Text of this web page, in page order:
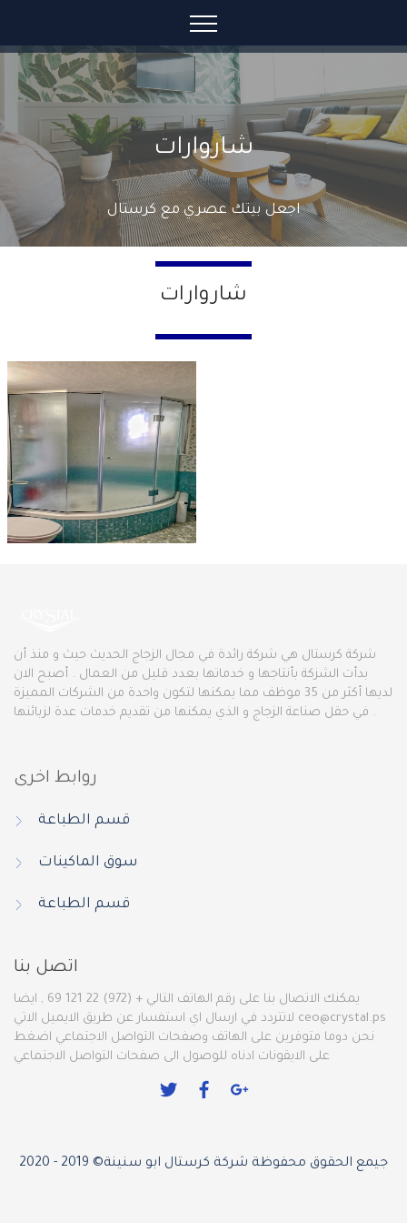
شاروارات
اجعل بيتك عصري مع كرستال
شاروارات
شركة كرستال هي شركة رائدة في مجال الزجاج الحديث حيث و منذ أن
بدأت الشزكة بأنتاجها و خدماتها بعدد قليل من العمال . أصبح الان
لديها أكثر من 35 موظف مما يمكنها لتكون واحدة من الشركات المميزة
في حقل صناعة الزجاج و الذي يمكنها من تقديم خدمات عدة لزبائنها .
روابط اخرى
قسم الطباعة
سوق الماكينات
قسم الطباعة
اتصل بنا
يمكنك الاتصال بنا على رقم الهاتف التالي + (972) 22 121 69 , ايضا
ceo@crystal.ps
نحن دوما متوفرين على الهاتف وصفحات التواصل الاجتماعي اضغط
على الايقونات ادناه للوصول الى صفحات التواصل الاجتماعي
جيمع الحقوق محفوظة شركة كرستال ابو سنينة© 2019 - 2020